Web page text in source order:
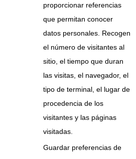
proporcionar referencias
que permitan conocer
datos personales. Recogen
el número de visitantes al
sitio, el tiempo que duran
las visitas, el navegador, el
tipo de terminal, el lugar de
procedencia de los
visitantes y las páginas
visitadas.
Guardar preferencias de